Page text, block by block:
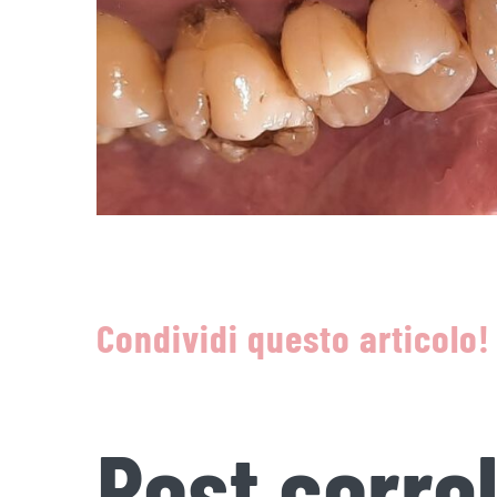
Condividi questo articolo!